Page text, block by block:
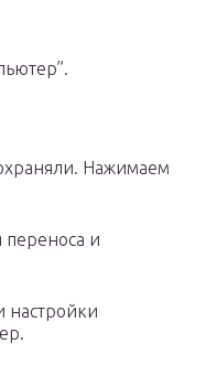
Нажимаем
и
настройки